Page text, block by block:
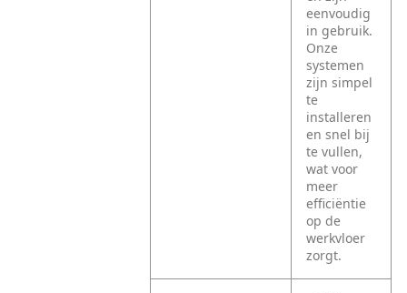
eenvoudig
in gebruik.
Onze
systemen
zijn simpel
te
installeren
en snel bij
te vullen,
wat voor
meer
efficiëntie
op de
werkvloer
zorgt.